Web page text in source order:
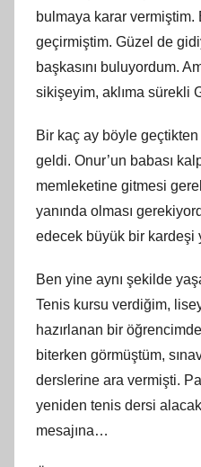
bulmaya karar vermiştim.
geçirmiştim. Güzel de
başkasını buluyordum.
sikişeyim, aklıma sürekli
Bir kaç ay böyle
geldi. Onur’un babası
memleketine gitmesi
yanında olması
edecek büyük bir kardeşi
Ben yine aynı şekilde
Tenis kursu verdiğim,
hazırlanan bir
biterken görmüştüm,
derslerine ara vermişti.
yeniden tenis dersi
mesajına…